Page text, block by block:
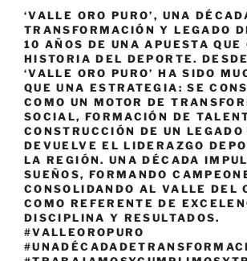
‘VALLE ORO PURO’, UNA
TRANSFORMACIÓN Y LEGADO
10 AÑOS DE UNA APUESTA
HISTORIA DEL DEPORTE.
‘VALLE ORO PURO’ HA SIDO
QUE UNA ESTRATEGIA: SE
COMO UN MOTOR DE
SOCIAL, FORMACIÓN DE
CONSTRUCCIÓN DE UN LEGADO
DEVUELVE EL LIDERAZGO
LA REGIÓN. UNA DÉCADA
SUEÑOS, FORMANDO
CONSOLIDANDO AL VALLE DEL
COMO REFERENTE DE
DISCIPLINA Y RESULTADOS.
#VALLEOROPURO